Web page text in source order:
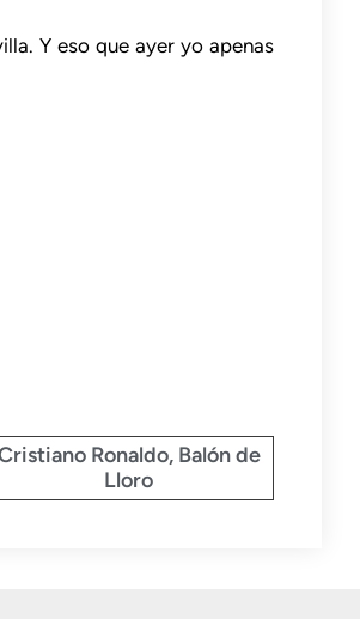
Y eso que ayer yo apenas
Ronaldo, Balón de
Lloro